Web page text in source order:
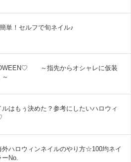
単！セルフで旬ネイル♪
～指先からオシャレに仮装
はもぅ決めた？参考にしたいハロウィ
外ハロウィンネイルのやり方☆100均ネイ
ーNo.